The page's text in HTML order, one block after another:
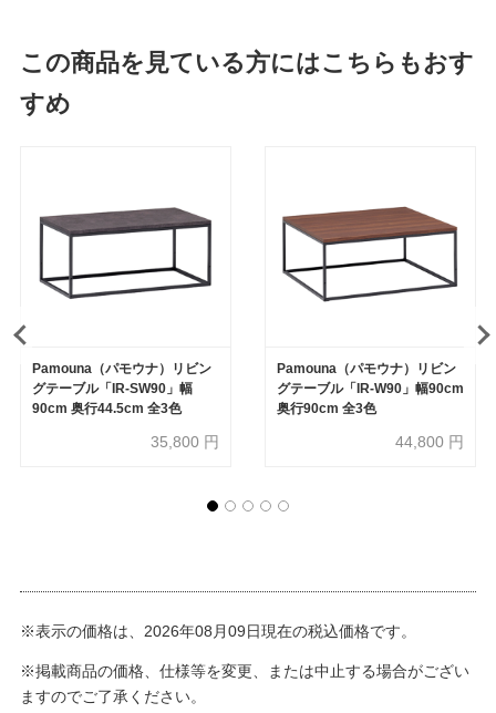
この商品を見ている方にはこちらもおす
すめ
Pamouna（パモウナ）リビン
グテーブル「IR-SW90」幅
90cm 奥行44.5cm 全3色
35,800 円
Pamouna（パモウナ）リビン
グテーブル「IR-W90」幅90cm
奥行90cm 全3色
44,800 円
※表示の価格は、2026年08月09日現在の税込価格です。
※掲載商品の価格、仕様等を変更、または中止する場合がござい
ますのでご了承ください。